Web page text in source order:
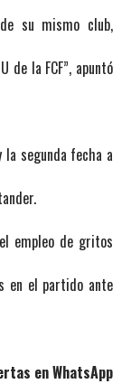
su mismo club,
la FCF”, apuntó
segunda fecha a
empleo de gritos
en el partido ante
en WhatsApp